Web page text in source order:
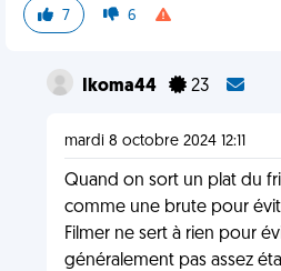
7 6
Ikoma44 23
mardi 8 octobre 2024 12:11
Quand on sort un plat du
comme une brute pour
Filmer ne sert à rien pour
généralement pas assez